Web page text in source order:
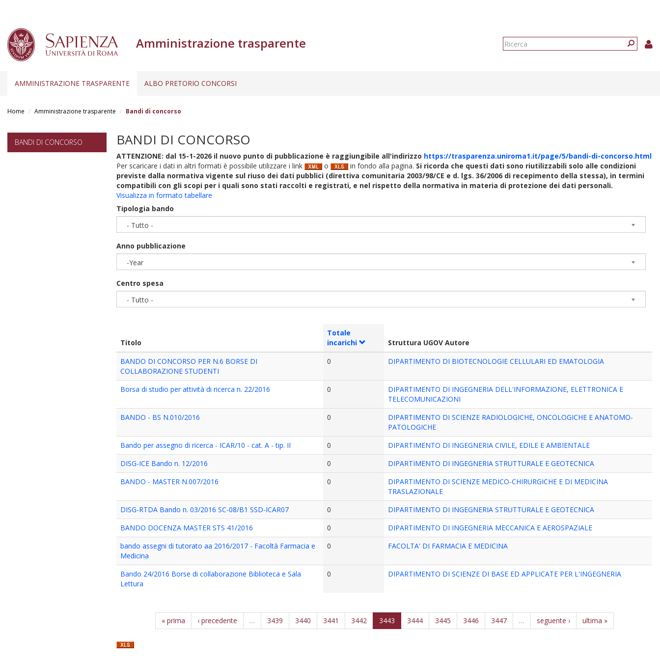
Amministrazione trasparente
Form
AMMINISTRAZIONE TRASPARENTE ALBO PRETORIO CONCORSI
Home Amministrazione trasparente Bandi di concorso
BANDI DI CONCORSO BANDI DI CONCORSO
ATTENZIONE: dal 15-1-2026 il nuovo punto di pubblicazione è raggiungibile all'indirizzo https://trasparenza.uniroma1.it/page/5/bandi-di-concorso.html
Per scaricare i dati in altri formati è possibile utilizzare i link
o in fondo alla pagina. Si ricorda che questi dati sono riutilizzabili solo alle condizioni
previste dalla normativa vigente sul riuso dei dati pubblici (direttiva comunitaria 2003/98/CE e d. lgs. 36/2006 di recepimento della stessa), in termini
compatibili con gli scopi per i quali sono stati raccolti e registrati, e nel rispetto della normativa in materia di protezione dei dati personali.
Visualizza in formato tabellare
Tipologia bando
- Tutto -
Anno pubblicazione
-Year
Centro spesa
- Tutto -
Titolo
Totale
incarichi
Struttura UGOV Autore
BANDO DI CONCORSO PER N.6 BORSE DI
COLLABORAZIONE STUDENTI
0 DIPARTIMENTO DI BIOTECNOLOGIE CELLULARI ED EMATOLOGIA
Borsa di studio per attività di ricerca n. 22/2016 0
DIPARTIMENTO DI INGEGNERIA DELL'INFORMAZIONE, ELETTRONICA E
TELECOMUNICAZIONI
BANDO - BS N.010/2016
0
DIPARTIMENTO DI SCIENZE RADIOLOGICHE, ONCOLOGICHE E ANATOMO-
PATOLOGICHE
Bando per assegno di ricerca - ICAR/10 - cat. A - tip. II
0
DIPARTIMENTO DI INGEGNERIA CIVILE, EDILE E AMBIENTALE
DISG-ICE Bando n. 12/2016
0
DIPARTIMENTO DI INGEGNERIA STRUTTURALE E GEOTECNICA
BANDO - MASTER N.007/2016
0
DIPARTIMENTO DI SCIENZE MEDICO-CHIRURGICHE E DI MEDICINA
TRASLAZIONALE
DISG-RTDA Bando n. 03/2016 SC-08/B1 SSD-ICAR07
0
DIPARTIMENTO DI INGEGNERIA STRUTTURALE E GEOTECNICA
BANDO DOCENZA MASTER STS 41/2016
0
DIPARTIMENTO DI INGEGNERIA MECCANICA E AEROSPAZIALE
bando assegni di tutorato aa 2016/2017 - Facoltà Farmacia e
Medicina
0 FACOLTA' DI FARMACIA E MEDICINA
Bando 24/2016 Borse di collaborazione Biblioteca e Sala
Lettura
0 DIPARTIMENTO DI SCIENZE DI BASE ED APPLICATE PER L'INGEGNERIA
« prima ‹ precedente … 3439 3440 3441 3442 3443 3444 3445 3446 3447 … seguente › ultima »